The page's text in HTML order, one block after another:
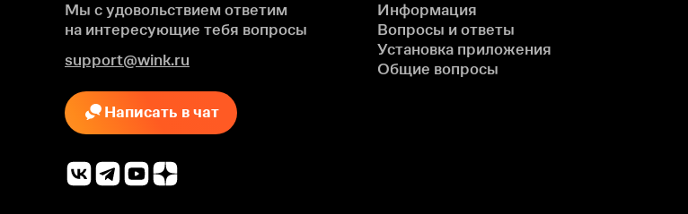
Мы с удовольствием ответим
на интересующие тебя вопросы
support@wink.ru
Написать в чат
Информация
Вопросы и ответы
Установка приложения
Общие вопросы